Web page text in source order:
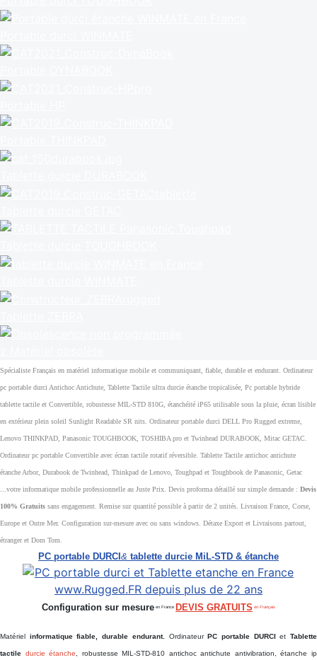
Spécialiste Français en matériel informatique mobile et communiquant, fiable, durable et endurant. Ordinateur
pc portable durci Antichoc Antichute, Tablette Tactile ultra durcie étanche tropicalisée, Pc portable hybride
tablette tactile et Convertible, robustesse MIL-STD 810G, étanchéité iP65 utilisable sous la pluie, écran lisible
en extérieur plein soleil Sunlight Readable SR nits. Ordinateur portable durci DELL Pro Rugged extreme,
Lenovo THINKPAD, Panasonic TOUGHBOOK, TOSHIBA pro et Twinhead DURABOOK, Mitac GETAC.
Ordinateur pc portable Convertible avec écran tactile rotatif réversible. Tablette Tactile antichoc antichute
étanche Arbor, Durabook de Twinhead, Thinkpad de Lenovo, Toughpad et Toughbook de Panasonic, Getac
...votre informatique mobile professionnelle au Juste Prix. Devis proforma détaillé sur simple demande : Devis
100% Gratuits sans engagement. Remise sur quantité possible à partir de 2 unités. Livraison France, Corse,
Europe et Outre Mer. Configuration sur-mesure avec ou sans windows. Détaxe Export et Livraisons partout,
étranger et Dom Tom.
PC portable DURCI & tablette durcie MiL-STD & étanche
Configuration sur mesure en France DEVIS GRATUITS en Français
Matériel informatique fiable, durable endurant. OrdinateurPC portable DURCIet Tablette
tactile durcie étanche, robustesse MIL-STD-810 antichoc antichute antivibration, étanche ip